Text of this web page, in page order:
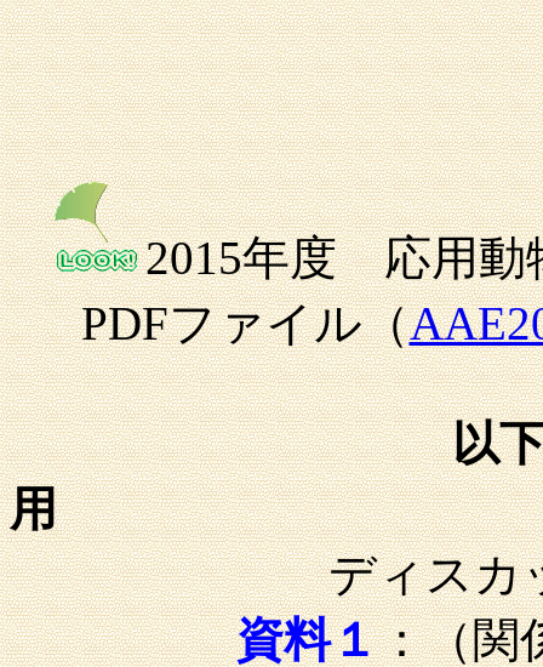
2015年度 応用動
PDFファイル（
以
用
ディスカ
資料１：（関